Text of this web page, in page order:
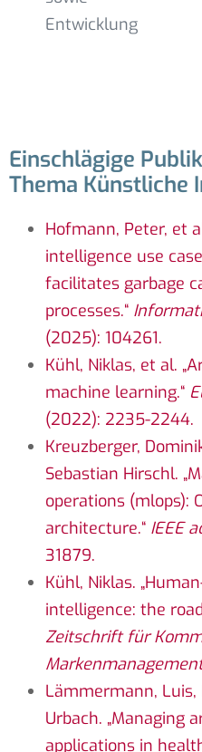
Entwicklung
Einschlägige
Thema Künstliche
Hofmann, Peter, et
intelligence use
facilitates garbage
processes.“
(2025): 104261.
Kühl, Niklas, et al.
machine learning.“
(2022): 2235-2244.
Kreuzberger,
Sebastian Hirschl.
operations (mlops):
architecture.“ IEEE
31879.
Kühl, Niklas.
intelligence: the
Zeitschrift für
Lämmermann,
Urbach. „Managing
applications in